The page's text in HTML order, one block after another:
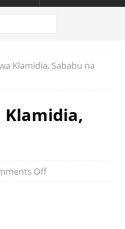
Klamidia, Sababu na
Klamidia,
Off